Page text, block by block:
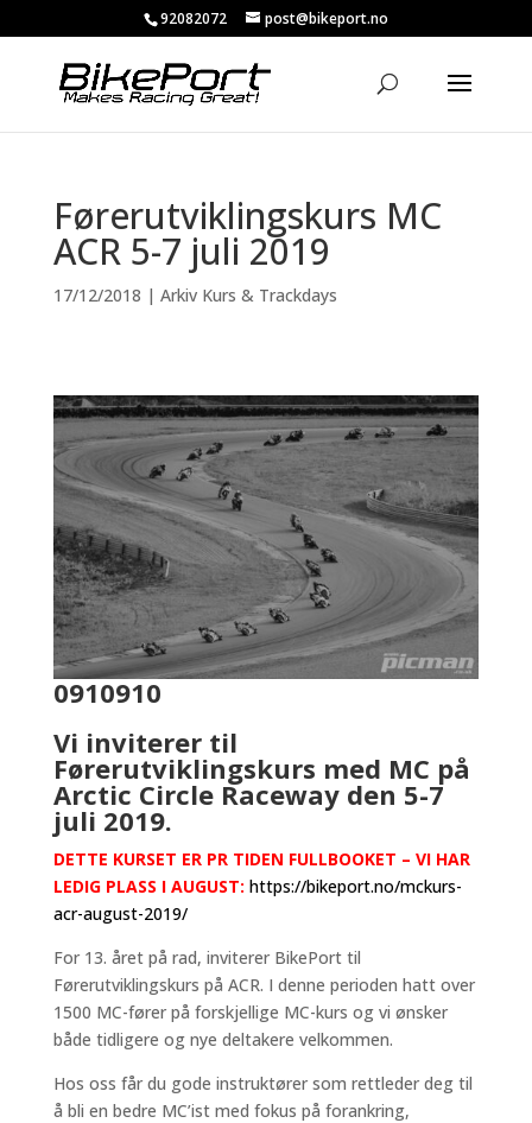
92082072 post@bikeport.no
Førerutviklingskurs MC
ACR 5-7 juli 2019
17/12/2018 | Arkiv Kurs & Trackdays
0910910
Vi inviterer til
Førerutviklingskurs med MC på
Arctic Circle Raceway den 5-7
juli 2019.
DETTE KURSET ER PR TIDEN FULLBOOKET – VI HAR
LEDIG PLASS I AUGUST: https://bikeport.no/mckurs-
acr-august-2019/
For 13. året på rad, inviterer BikePort til
Førerutviklingskurs på ACR. I denne perioden hatt over
1500 MC-fører på forskjellige MC-kurs og vi ønsker
både tidligere og nye deltakere velkommen.
Hos oss får du gode instruktører som rettleder deg til
å bli en bedre MC’ist med fokus på forankring,